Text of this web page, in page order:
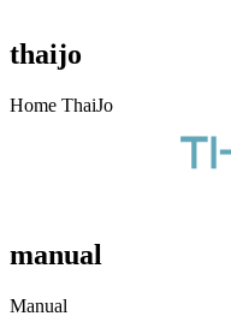
thaijo
Home ThaiJo
manual
Manual